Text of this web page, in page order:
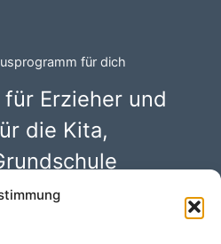
für dich
Erzieher und
die Kita,
mit 100 kreativen Kindergarten
Kinderbüchern rund um